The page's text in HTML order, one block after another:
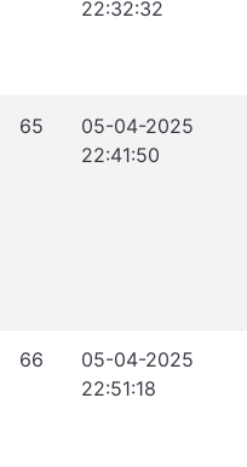
22:32:32
65
05-04-2025
22:41:50
66
05-04-2025
22:51:18